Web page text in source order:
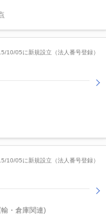
10/05に新規設立（法人番号登録）
10/05に新規設立（法人番号登録）
・倉庫関連)